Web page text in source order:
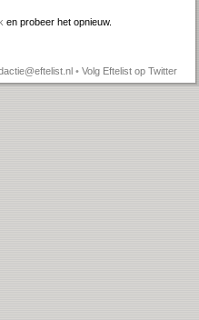
en probeer het opnieuw.
• Volg Eftelist op Twitter